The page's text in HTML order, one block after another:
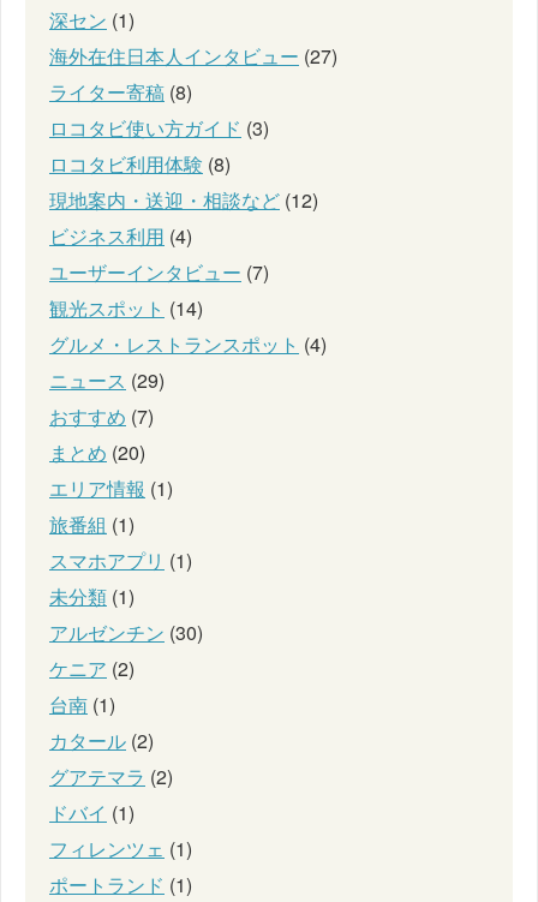
深セン (1)
海外在住日本人インタビュー (27)
ライター寄稿 (8)
ロコタビ使い方ガイド (3)
ロコタビ利用体験 (8)
現地案内・送迎・相談など (12)
ビジネス利用 (4)
ユーザーインタビュー (7)
観光スポット (14)
グルメ・レストランスポット (4)
ニュース (29)
おすすめ (7)
まとめ (20)
エリア情報 (1)
旅番組 (1)
スマホアプリ (1)
未分類 (1)
アルゼンチン (30)
ケニア (2)
台南 (1)
カタール (2)
グアテマラ (2)
ドバイ (1)
フィレンツェ (1)
ポートランド (1)